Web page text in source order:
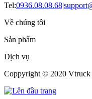
Tel:0936.08.08.68|
Về chúng tôi
Sản phẩm
Dịch vụ
Coppyright © 2020 Vtruck